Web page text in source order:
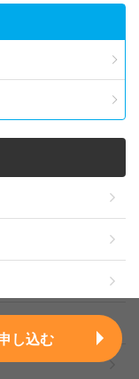
し込む